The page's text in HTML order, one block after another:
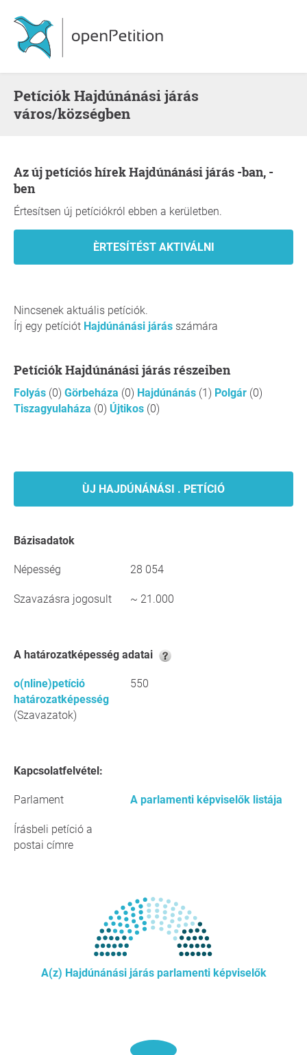
Petíciók Hajdúnánási járás
város/községben
Az új petíciós hírek Hajdúnánási járás -ban, -
ben
Értesítsen új petíciókról ebben a kerületben.
Nincsenek aktuális petíciók.
Írj egy petíciót Hajdúnánási járás számára
Petíciók Hajdúnánási járás részeiben
Folyás (0) Görbeháza (0) Hajdúnánás (1) Polgár (0)
Tiszagyulaháza (0) Újtikos (0)
ÙJ HAJDÚNÁNÁSI . PETÍCIÓ
Bázisadatok
Népesség 28 054
Szavazásra jogosult ~ 21.000
A határozatképesség adatai
o(nline)petíció
határozatképesség
(Szavazatok)
550
Kapcsolatfelvétel:
Parlament A parlamenti képviselők listája
Írásbeli petíció a
postai címre
A(z) Hajdúnánási járás parlamenti képviselők